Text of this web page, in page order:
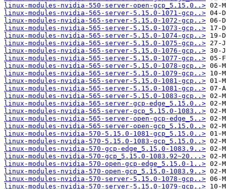
linux-modules-nvidia-550-server-open-gcp_5.15.0..>
linux-modules-nvidia-565-server-5.15.0-1071-gcp..>
linux-modules-nvidia-565-server-5.15.0-1072-gcp..>
linux-modules-nvidia-565-server-5.15.0-1073-gcp..>
linux-modules-nvidia-565-server-5.15.0-1074-gcp..>
linux-modules-nvidia-565-server-5.15.0-1075-gcp..>
linux-modules-nvidia-565-server-5.15.0-1076-gcp..>
linux-modules-nvidia-565-server-5.15.0-1077-gcp..>
linux-modules-nvidia-565-server-5.15.0-1078-gcp..>
linux-modules-nvidia-565-server-5.15.0-1079-gcp..>
linux-modules-nvidia-565-server-5.15.0-1081-gcp..>
linux-modules-nvidia-565-server-5.15.0-1081-gcp..>
linux-modules-nvidia-565-server-5.15.0-1083-gcp..>
linux-modules-nvidia-565-server-gcp-edge_5.15.0..>
linux-modules-nvidia-565-server-gcp_5.15.0-1083..>
linux-modules-nvidia-565-server-open-gcp-edge_5..>
linux-modules-nvidia-565-server-open-gcp_5.15.0..>
linux-modules-nvidia-570-5.15.0-1081-gcp_5.15.0..>
linux-modules-nvidia-570-5.15.0-1083-gcp_5.15.0..>
linux-modules-nvidia-570-gcp-edge_5.15.0-1083.9..>
linux-modules-nvidia-570-gcp_5.15.0-1083.92~20...>
linux-modules-nvidia-570-open-gcp-edge_5.15.0-1..>
linux-modules-nvidia-570-open-gcp_5.15.0-1083.9..>
linux-modules-nvidia-570-server-5.15.0-1078-gcp..>
linux-modules-nvidia-570-server-5.15.0-1079-gcp..>